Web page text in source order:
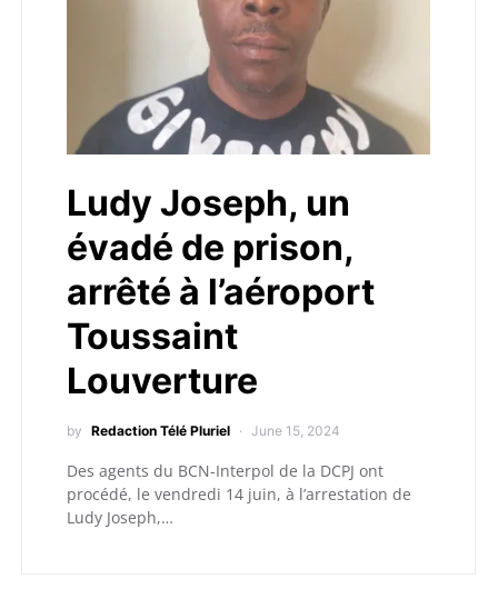
Ludy Joseph, un
évadé de prison,
arrêté à l’aéroport
Toussaint
Louverture
by Redaction Télé Pluriel June 15, 2024
Des agents du BCN-Interpol de la DCPJ ont
procédé, le vendredi 14 juin, à l’arrestation de
Ludy Joseph,…